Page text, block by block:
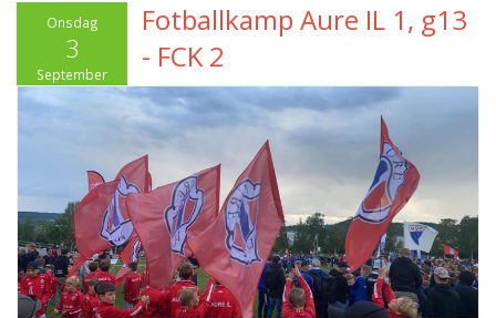
Onsdag
3
September
Fotballkamp Aure IL 1, g13
- FCK 2